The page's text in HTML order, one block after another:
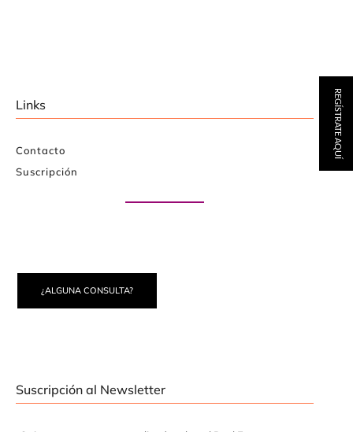
Links
Contacto
Suscripción
¿ALGUNA CONSULTA?
Suscripción al Newsletter
REGÍSTRATE AQUÍ